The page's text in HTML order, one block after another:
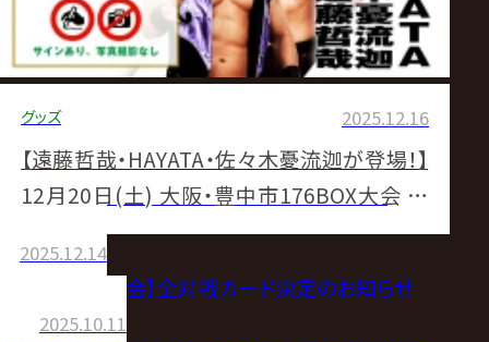
グッズ 2025.12.16
【遠藤哲哉・HAYATA・佐々木憂流迦が登場！】
12月20日(土) 大阪・豊中市176BOX大会 試
合前サイン会決定のお知らせ
2025.12.14
【12.20大阪大会】全対戦カード決定のお知らせ
2025.10.11